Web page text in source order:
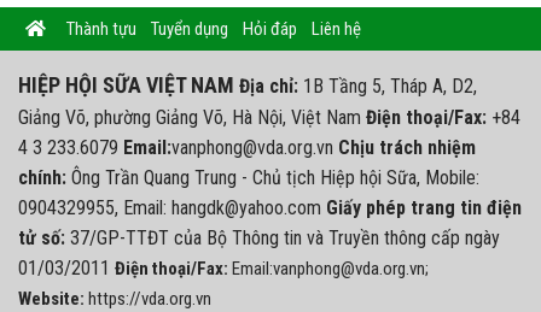
Thành tựu Tuyển dụng Hỏi đáp Liên hệ
HIỆP HỘI SỮA VIỆT NAM Địa chỉ: 1B Tầng 5, Tháp A, D2,
Giảng Võ, phường Giảng Võ, Hà Nội, Việt Nam Điện thoại/Fax: +84
4 3 233.6079 Email:vanphong@vda.org.vn Chịu trách nhiệm
chính: Ông Trần Quang Trung - Chủ tịch Hiệp hội Sữa, Mobile:
0904329955, Email: hangdk@yahoo.com Giấy phép trang tin điện
tử số: 37/GP-TTĐT của Bộ Thông tin và Truyền thông cấp ngày
01/03/2011 Điện thoại/Fax: Email:vanphong@vda.org.vn;
Website: https://vda.org.vn